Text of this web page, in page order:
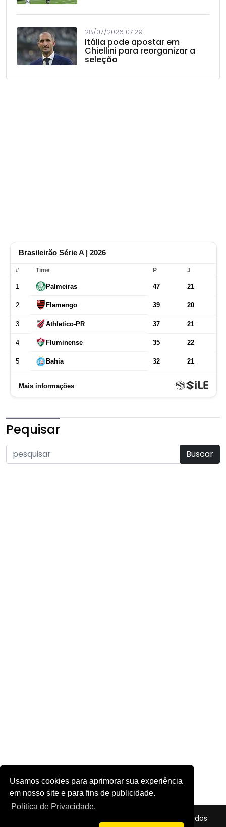
Usamos cookies para aprimorar sua experiência
em nosso site e para fins de publicidade.
Política de Privacidade.
28/07/2026 07:29
Itália pode apostar em
Chiellini para reorganizar a
seleção
Pequisar
© 2026 - Futebol em Foco - Todos os direitos reservados